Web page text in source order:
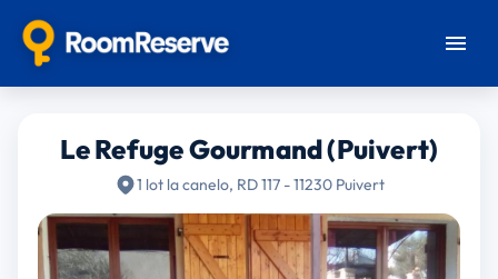
Le Refuge Gourmand (Puivert)
1 lot la canelo, RD 117 - 11230 Puivert